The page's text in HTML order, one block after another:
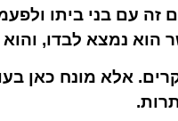
זה עם בני ביתו
הוא נמצא לבדו,
אלא מונח כאן